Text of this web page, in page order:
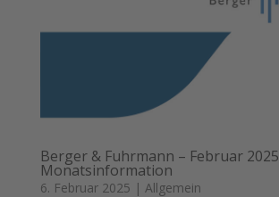
Berger & Fuhrmann – Februar 2025
Monatsinformation
6. Februar 2025 | Allgemein